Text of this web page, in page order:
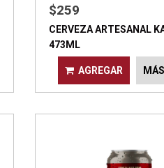
$259
CERVEZA ARTESANAL
473ML
AGREGAR